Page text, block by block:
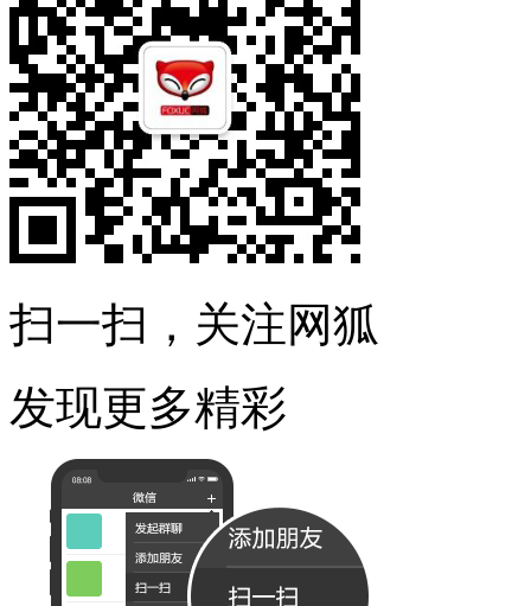
扫一扫，关注网狐
发现更多精彩